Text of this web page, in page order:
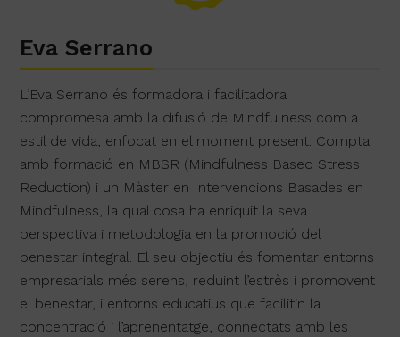
Eva Serrano
L’Eva Serrano és formadora i facilitadora
compromesa amb la difusió de Mindfulness com a
estil de vida, enfocat en el moment present. Compta
amb formació en MBSR (Mindfulness Based Stress
Reduction) i un Màster en Intervencions Basades en
Mindfulness, la qual cosa ha enriquit la seva
perspectiva i metodologia en la promoció del
benestar integral. El seu objectiu és fomentar entorns
empresarials més serens, reduint l’estrès i promovent
el benestar, i entorns educatius que facilitin la
concentració i l’aprenentatge, connectats amb les